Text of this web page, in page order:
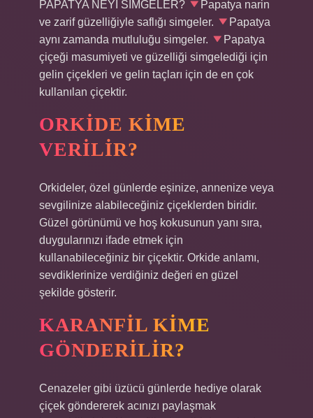
PAPATYA NEYİ SİMGELER?
Papatya narin
ve zarif güzelliğiyle saflığı simgeler.
Papatya
aynı zamanda mutluluğu simgeler.
Papatya
çiçeği masumiyeti ve güzelliği simgelediği için
gelin çiçekleri ve gelin taçları için de en çok
kullanılan çiçektir.
ORKIDE KIME
VERILIR?
Orkideler, özel günlerde eşinize, annenize veya
sevgilinize alabileceğiniz çiçeklerden biridir.
Güzel görünümü ve hoş kokusunun yanı sıra,
duygularınızı ifade etmek için
kullanabileceğiniz bir çiçektir. Orkide anlamı,
sevdiklerinize verdiğiniz değeri en güzel
şekilde gösterir.
KARANFIL KIME
GÖNDERILIR?
Cenazeler gibi üzücü günlerde hediye olarak
çiçek göndererek acınızı paylaşmak